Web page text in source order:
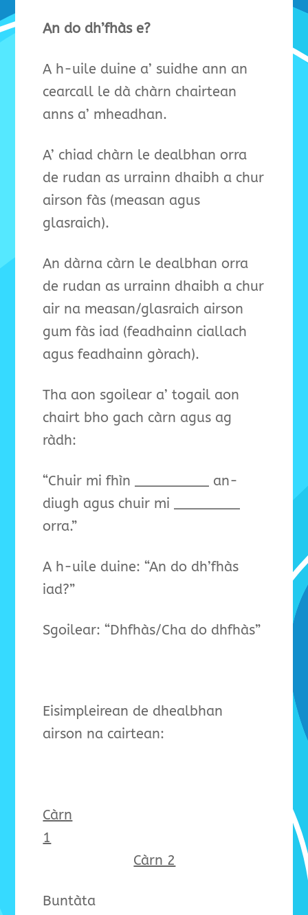
An do dh’fhàs e?
A h-uile duine a’ suidhe ann an
cearcall le dà chàrn chairtean
anns a’ mheadhan.
A’ chiad chàrn le dealbhan orra
de rudan as urrainn dhaibh a chur
airson fàs (measan agus
glasraich).
An dàrna càrn le dealbhan orra
de rudan as urrainn dhaibh a chur
air na measan/glasraich airson
gum fàs iad (feadhainn ciallach
agus feadhainn gòrach).
Tha aon sgoilear a’ togail aon
chairt bho gach càrn agus ag
ràdh:
“Chuir mi fhìn _________ an-
diugh agus chuir mi ________
orra.”
A h-uile duine: “An do dh’fhàs
iad?”
Sgoilear: “Dhfhàs/Cha do dhfhàs”
Eisimpleirean de dhealbhan
airson na cairtean:
Càrn
1
Càrn 2
Buntàta